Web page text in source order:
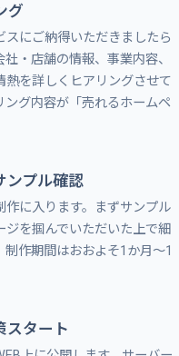
グ
にご納得いただきましたら
・店舗の情報、事業内容、
熱を詳しくヒアリングさせて
ング内容が「売れるホームペ
ンプル確認
作に入ります。まずサンプル
を掴んでいただいた上で細
作期間はおおよそ1か月〜1
スタート